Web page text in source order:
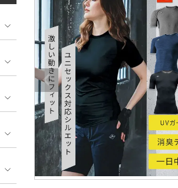
・アクセサリー類 鞄・バッ
・ヒートウェア 刺繍・プ
ランキング TSDESIGN ラ
グ
ネーム刺繍・プ
作業着
ニット
ファン付きウェ
防寒
辰 クレヒフク
FORCE CUP
パーV 丸五
ークラフト 自重堂
被服 イーブンリバー
ゴム工業
ビッグボーン商